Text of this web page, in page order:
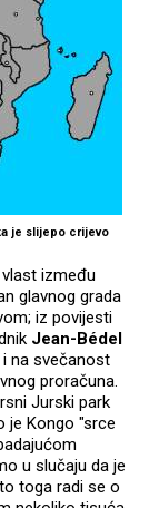
je slijepo crijevo
između
glavnog grada
iz povijesti
Jean-Bédel
na svečanost
proračuna.
Jurski park
je Kongo "srce
u slučaju da je
toga radi se o